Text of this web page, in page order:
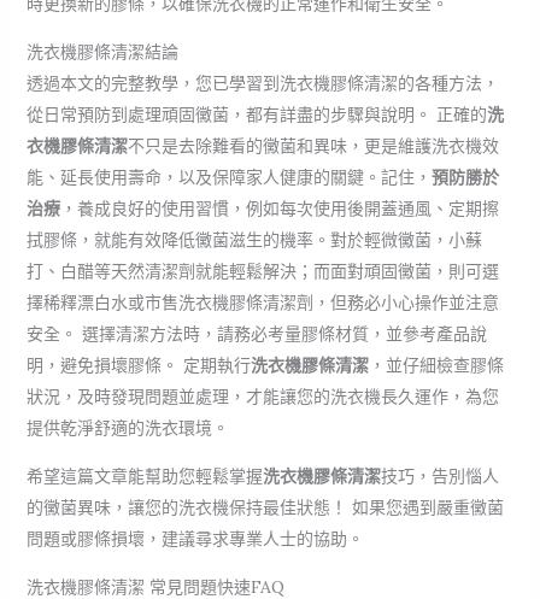
洗衣機膠條清潔結論
透過本文的完整教學，您已學習到洗衣機膠條清潔的各種方法，
從日常預防到處理頑固黴菌，都有詳盡的步驟與說明。 正確的洗
衣機膠條清潔不只是去除難看的黴菌和異味，更是維護洗衣機效
能、延長使用壽命，以及保障家人健康的關鍵。記住， 預防勝於
治療，養成良好的使用習慣，例如每次使用後開蓋通風、定期擦
拭膠條，就能有效降低黴菌滋生的機率。對於輕微黴菌，小蘇
打、白醋等天然清潔劑就能輕鬆解決；而面對頑固黴菌，則可選
擇稀釋漂白水或市售洗衣機膠條清潔劑，但務必小心操作並注意
安全。 選擇清潔方法時，請務必考量膠條材質，並參考產品說
明，避免損壞膠條。 定期執行洗衣機膠條清潔，並仔細檢查膠條
狀況，及時發現問題並處理，才能讓您的洗衣機長久運作，為您
提供乾淨舒適的洗衣環境。
希望這篇文章能幫助您輕鬆掌握洗衣機膠條清潔技巧，告別惱人
的黴菌異味，讓您的洗衣機保持最佳狀態！ 如果您遇到嚴重黴菌
問題或膠條損壞，建議尋求專業人士的協助。
洗衣機膠條清潔 常見問題快速FAQ